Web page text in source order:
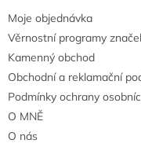
Moje objednávka
Věrnostní programy
Kamenný obchod
Obchodní a reklamační
Podmínky ochrany
O MNĚ
O nás